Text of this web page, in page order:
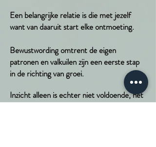
Een belangrijke relatie is die met jezelf
want van daaruit start elke ontmoeting.
Bewustwording omtrent de eigen
patronen en valkuilen zijn een eerste stap
in de richting van groei.
Inzicht alleen is echter niet voldoende, het